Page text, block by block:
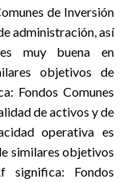
de Inversión
administración, así
muy buena en
objetivos de
Fondos Comunes
de activos y de
operativa es
similares objetivos
significa: Fondos